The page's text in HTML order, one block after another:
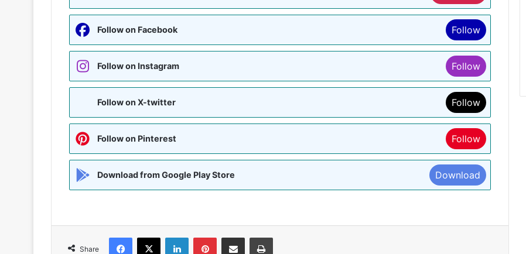
Follow on Facebook Follow
Follow on Instagram Follow
Follow on X-twitter Follow
Follow on Pinterest Follow
Download from Google Play Store Download
Share
Facebook
X LinkedInPinterestShare via Email Print